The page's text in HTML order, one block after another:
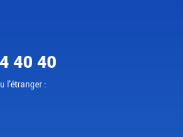
40 40
l'étranger :